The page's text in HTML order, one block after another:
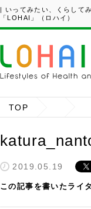
| いってみたい、くらして
「LOHAI」（ロハイ）
TOP
2019.05.19
この記事を書いたライ